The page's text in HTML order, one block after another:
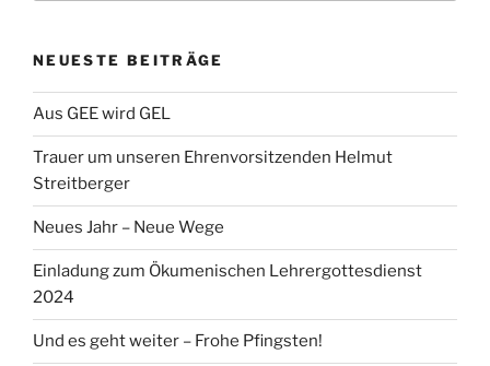
NEUESTE BEITRÄGE
Aus GEE wird GEL
Trauer um unseren Ehrenvorsitzenden Helmut
Streitberger
Neues Jahr – Neue Wege
Einladung zum Ökumenischen Lehrergottesdienst
2024
Und es geht weiter – Frohe Pfingsten!